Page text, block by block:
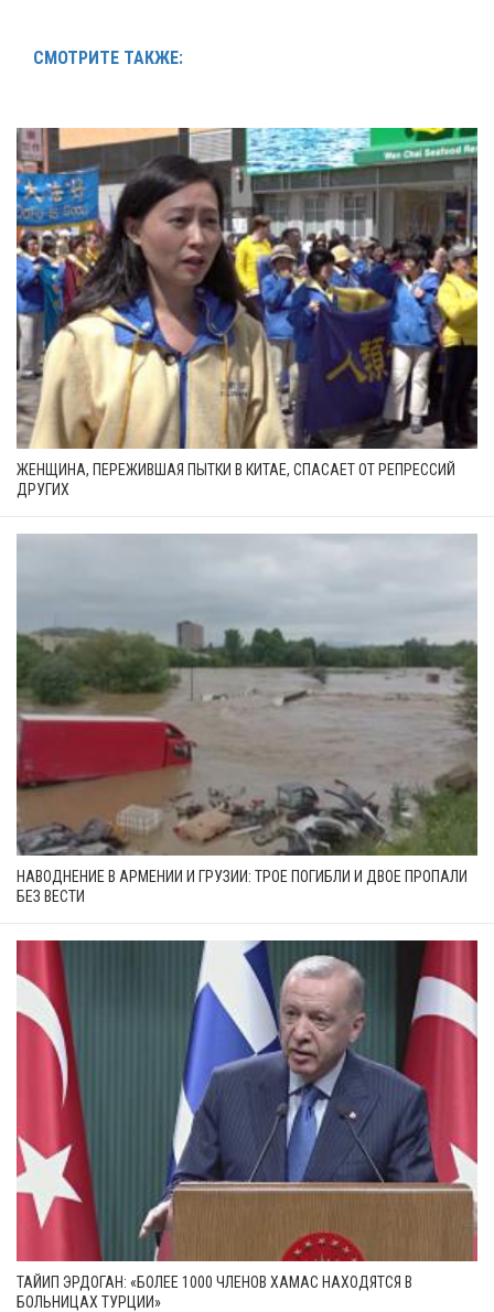
СМОТРИТЕ ТАКЖЕ:
ЖЕНЩИНА, ПЕРЕЖИВШАЯ ПЫТКИ В КИТАЕ, СПАСАЕТ ОТ РЕПРЕССИЙ
ДРУГИХ
НАВОДНЕНИЕ В АРМЕНИИ И ГРУЗИИ: ТРОЕ ПОГИБЛИ И ДВОЕ ПРОПАЛИ
БЕЗ ВЕСТИ
ТАЙИП ЭРДОГАН: «БОЛЕЕ 1000 ЧЛЕНОВ ХАМАС НАХОДЯТСЯ В
БОЛЬНИЦАХ ТУРЦИИ»